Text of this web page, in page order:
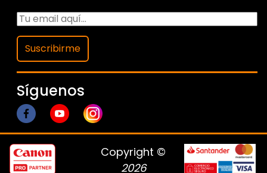
Suscribirme
Síguenos
Copyright ©
2026